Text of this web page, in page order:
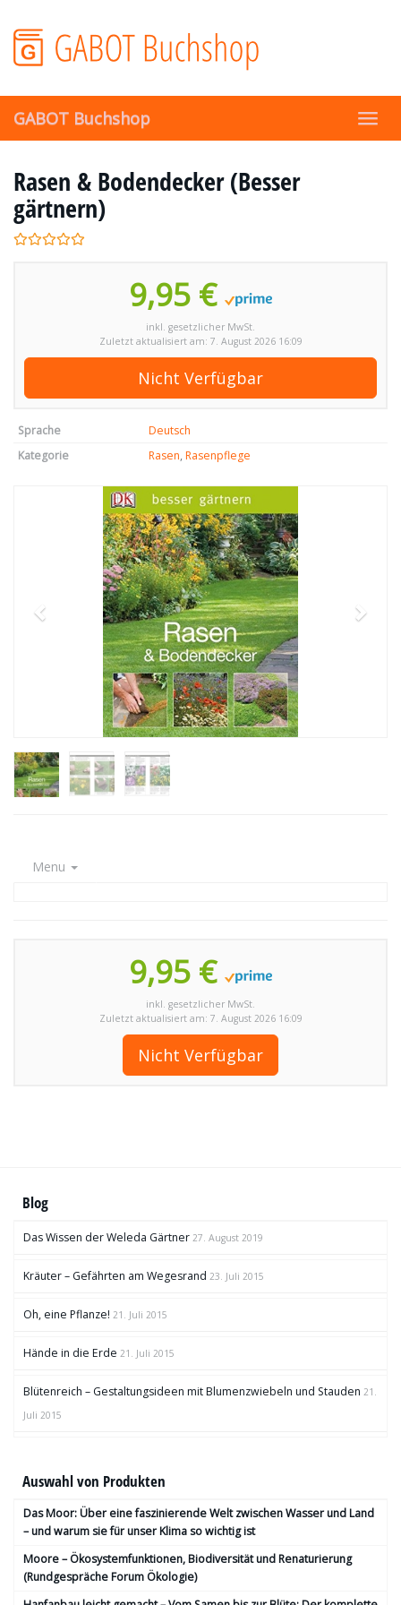
main
content
GABOT Buchshop
Rasen & Bodendecker (Besser
gärtnern)
9,95 €
inkl. gesetzlicher MwSt.
Zuletzt aktualisiert am: 7. August 2026 16:09
Nicht Verfügbar
Sprache
Deutsch
Kategorie
Rasen, Rasenpflege
Menu
9,95 €
inkl. gesetzlicher MwSt.
Zuletzt aktualisiert am: 7. August 2026 16:09
Nicht Verfügbar
Blog
Das Wissen der Weleda Gärtner 27. August 2019
Kräuter – Gefährten am Wegesrand 23. Juli 2015
Oh, eine Pflanze! 21. Juli 2015
Hände in die Erde 21. Juli 2015
Blütenreich – Gestaltungsideen mit Blumenzwiebeln und Stauden 21.
Juli 2015
Auswahl von Produkten
Das Moor: Über eine faszinierende Welt zwischen Wasser und Land
– und warum sie für unser Klima so wichtig ist
Moore – Ökosystemfunktionen, Bio­diversität und Renaturierung
(Rundgespräche Forum Ökologie)